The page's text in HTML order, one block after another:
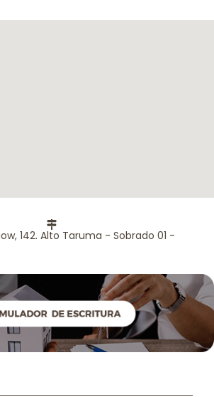
142. Alto Taruma - Sobrado 01 -